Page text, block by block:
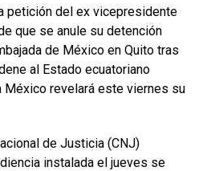
petición del ex vicepresidente
que se anule su detención
de México en Quito tras
al Estado ecuatoriano
México revelará este viernes su
de Justicia (CNJ)
instalada el jueves se